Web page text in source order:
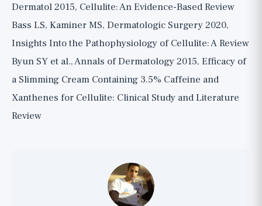
Dermatol 2015, Cellulite: An Evidence-Based Review
Bass LS, Kaminer MS, Dermatologic Surgery 2020,
Insights Into the Pathophysiology of Cellulite: A Review
Byun SY et al., Annals of Dermatology 2015, Efficacy of
a Slimming Cream Containing 3.5% Caffeine and
Xanthenes for Cellulite: Clinical Study and Literature
Review